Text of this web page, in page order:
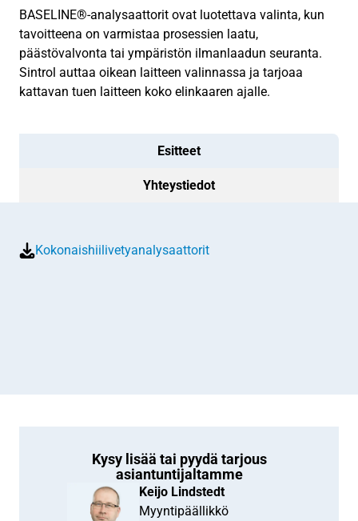
BASELINE®-analysaattorit ovat luotettava valinta, kun
tavoitteena on varmistaa prosessien laatu,
päästövalvonta tai ympäristön ilmanlaadun seuranta.
Sintrol auttaa oikean laitteen valinnassa ja tarjoaa
kattavan tuen laitteen koko elinkaaren ajalle.
Esitteet
Yhteystiedot
Kokonaishiilivetyanalysaattorit
Kysy lisää tai pyydä tarjous
asiantuntijaltamme
Keijo Lindstedt
Myyntipäällikkö